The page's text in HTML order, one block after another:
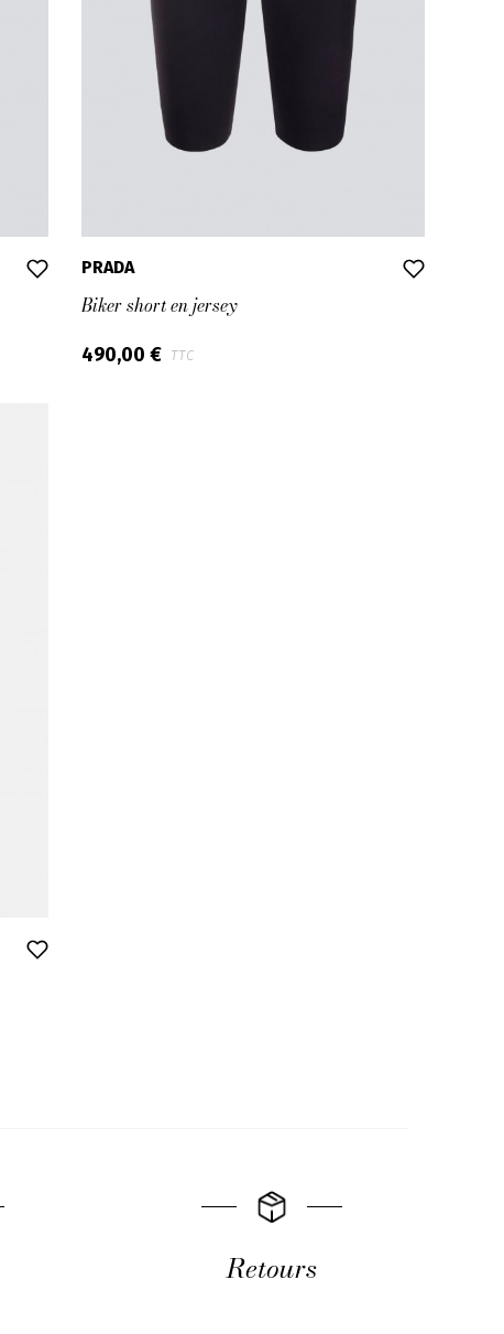
PRADA
Biker short en jersey
490,00 € TTC
Retours